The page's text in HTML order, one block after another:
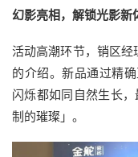
幻影亮相，解锁光影新
活动高潮环节，销区经
的介绍。新品通过精
闪烁都如同自然生长
制的璀璨」。